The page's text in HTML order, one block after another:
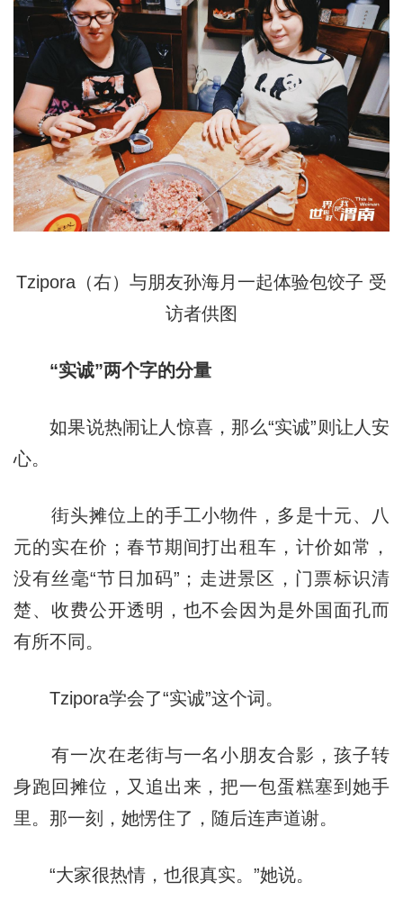
Tzipora（右）与朋友孙海月一起体验包饺子 受
访者供图
“实诚”两个字的分量
如果说热闹让人惊喜，那么“实诚”则让人安
心。
街头摊位上的手工小物件，多是十元、八
元的实在价；春节期间打出租车，计价如常，
没有丝毫“节日加码”；走进景区，门票标识清
楚、收费公开透明，也不会因为是外国面孔而
有所不同。
Tzipora学会了“实诚”这个词。
有一次在老街与一名小朋友合影，孩子转
身跑回摊位，又追出来，把一包蛋糕塞到她手
里。那一刻，她愣住了，随后连声道谢。
“大家很热情，也很真实。”她说。